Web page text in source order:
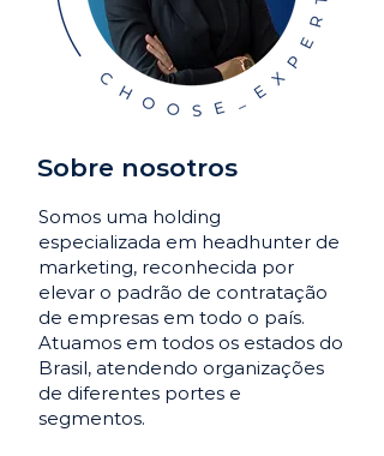
Sobre nosotros
Somos uma holding
especializada em headhunter de
marketing, reconhecida por
elevar o padrão de contratação
de empresas em todo o país.
Atuamos em todos os estados do
Brasil, atendendo organizações
de diferentes portes e
segmentos.